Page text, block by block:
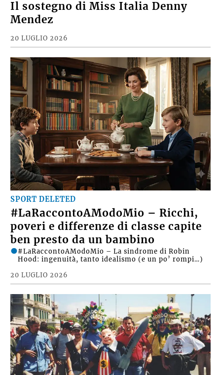
Il sostegno di Miss Italia Denny
Mendez
20 LUGLIO 2026
SPORT DELETED
#LaRaccontoAModoMio – Ricchi,
poveri e differenze di classe capite
ben presto da un bambino
20 LUGLIO 2026
#LaRaccontoAModoMio – La sindrome di Robin
Hood: ingenuità, tanto idealismo (e un po’ rompi…)